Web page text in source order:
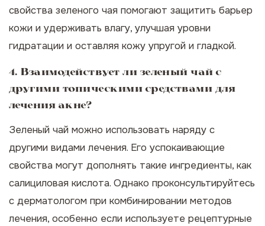
свойства зеленого чая помогают защитить барьер
кожи и удерживать влагу, улучшая уровни
гидратации и оставляя кожу упругой и гладкой.
4. Взаимодействует ли зеленый чай с
другими топическими средствами для
лечения акне?
Зеленый чай можно использовать наряду с
другими видами лечения. Его успокаивающие
свойства могут дополнять такие ингредиенты, как
салициловая кислота. Однако проконсультируйтесь
с дерматологом при комбинировании методов
лечения, особенно если используете рецептурные